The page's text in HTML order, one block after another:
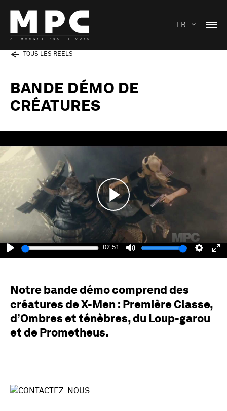
FR
TOUS LES REELS
BANDE DÉMO DE
CRÉATURES
Play
02:51
Mute
Play
Notre bande démo comprend des
créatures de X-Men : Première Classe,
d’Ombres et ténèbres, du Loup-garou
et de Prometheus.